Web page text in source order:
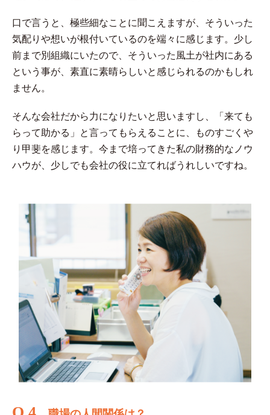
口で言うと、極些細なことに聞こえますが、そういった
気配りや想いが根付いているのを端々に感じます。少し
前まで別組織にいたので、そういった風土が社内にある
という事が、素直に素晴らしいと感じられるのかもしれ
ません。
そんな会社だから力になりたいと思いますし、「来ても
らって助かる」と言ってもらえることに、ものすごくや
り甲斐を感じます。今まで培ってきた私の財務的なノウ
ハウが、少しでも会社の役に立てればうれしいですね。